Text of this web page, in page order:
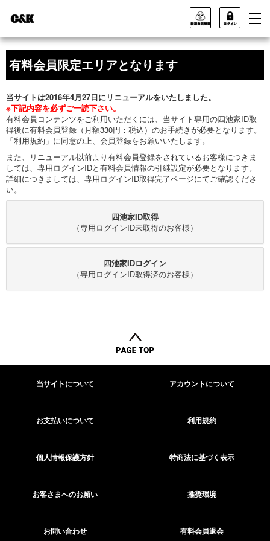
有料会員限定エリアとなります
当サイトは2016年4月27日にリニューアルをいたしました。
※下記内容を必ずご一読下さい。
有料会員コンテンツをご利用いただくには、当サイト専用の四池家ID取
得後に有料会員登録（月額330円：税込）のお手続きが必要となります。
「利用規約」に同意の上、会員登録をお願いいたします。
また、リニューアル以前より有料会員登録をされているお客様につきま
しては、専用ログインIDと有料会員情報の引継設定が必要となります。
詳細につきましては、専用ログインID取得完了ページにてご確認くださ
い。
四池家ID取得
（専用ログインID未取得のお客様）
四池家IDログイン
（専用ログインID取得済のお客様）
当サイトについて アカウントについて
お支払いについて 利用規約
個人情報保護方針 特商法に基づく表示
お客さまへのお願い 推奨環境
お問い合わせ 有料会員退会